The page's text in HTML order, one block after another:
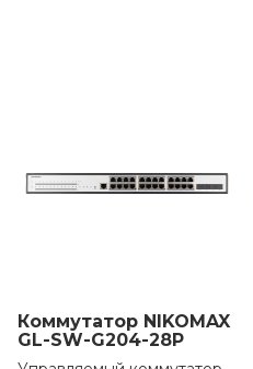
Коммутатор NIKOMAX
GL-SW-G204-28P